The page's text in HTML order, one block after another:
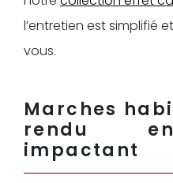
l’entretien est simplifié
vous.
Marches
rendu
impactant